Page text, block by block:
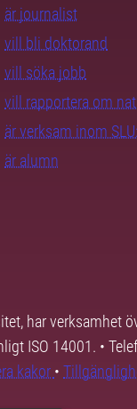
är journalist
vill bli doktorand
vill söka jobb
vill rapportera om
är verksam inom
är alumn
har verksamhet
ISO 14001. •
kakor •